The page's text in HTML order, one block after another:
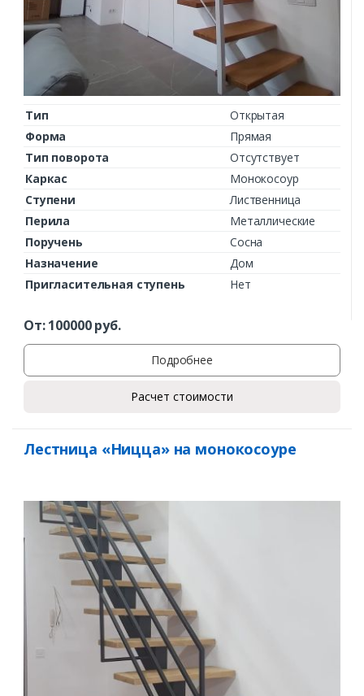
Тип
Открытая
Форма
Прямая
Тип поворота
Отсутствует
Каркас
Монокосоур
Ступени
Лиственница
Перила
Металлические
Поручень
Сосна
Назначение
Дом
Пригласительная ступень
Нет
От:100000руб.
Подробнее
Расчет стоимости
Лестница «Ницца» на монокосоуре